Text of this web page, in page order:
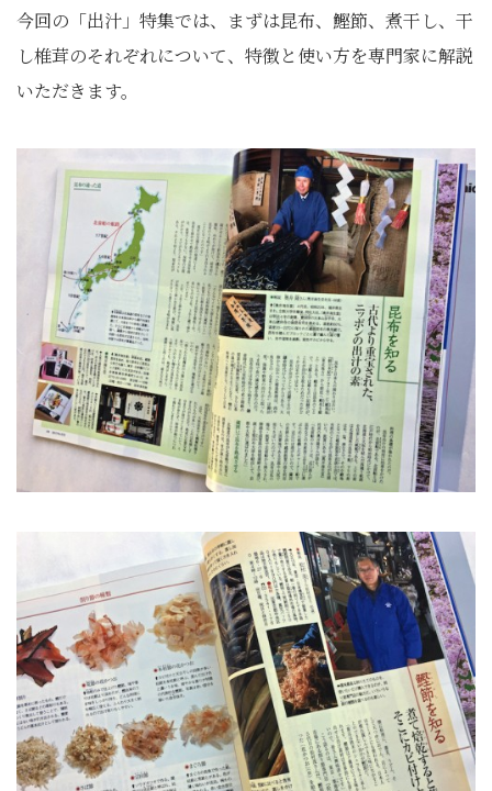
今回の「出汁」特集では、まずは昆布、鰹節、煮干し、 干
し椎茸のそれぞれについて、 特徴と使い方を専門家に解説
いただきます。